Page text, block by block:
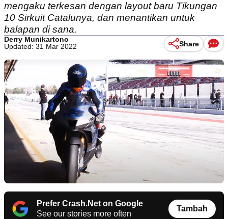
mengaku terkesan dengan layout baru Tikungan
10 Sirkuit Catalunya, dan menantikan untuk
balapan di sana.
Derry Munikartono
Updated: 31 Mar 2022
Share
Prefer Crash.Net on Google
See our stories more often
Tambah